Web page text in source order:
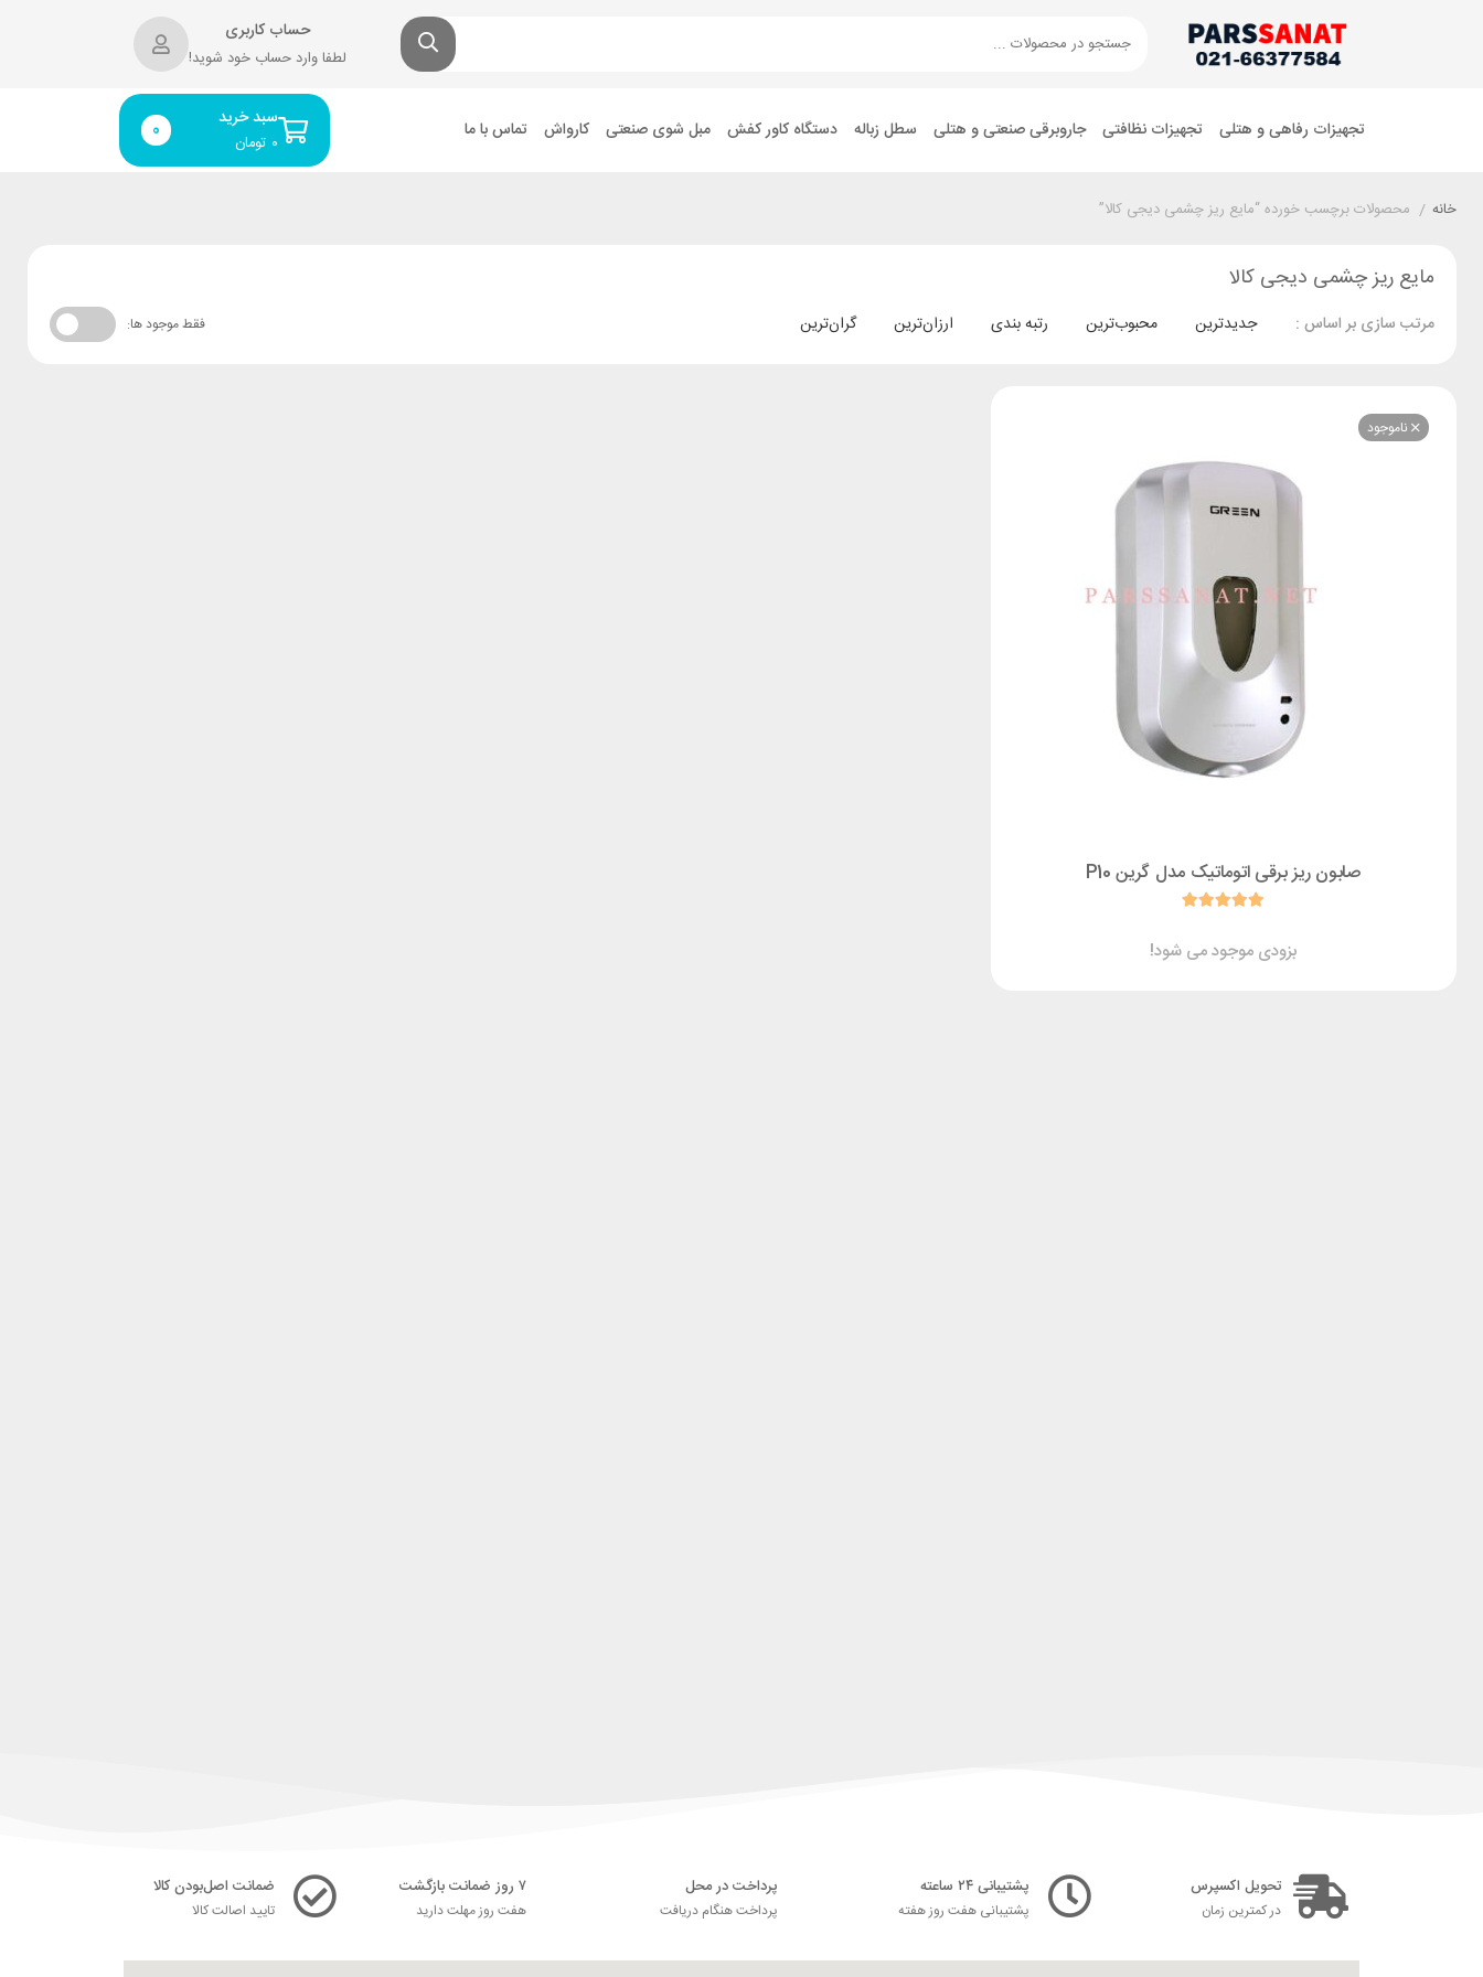
حساب کاربری
لطفا وارد حساب خود شوید!
تجهیزات رفاهی و هتلی تجهیزات نظافتی جاروبرقی صنعتی و هتلی سطل زباله دستگاه کاور کفش مبل شوی صنعتی کارواش تماس با ما سبد خرید
تومان ۰ 0
خانه / محصولات برچسب خورده “مایع ریز چشمی دیجی کالا”
مایع ریز چشمی دیجی کالا
مرتب سازی بر اساس : جدیدترین محبوب‌ترین رتبه بندی ارزان‌ترین گران‌ترین فقط موجود ها:
ناموجود
صابون ریز برقی اتوماتیک مدل گرین P10
بزودی موجود می شود!
تحویل اکسپرس
در کمترین زمان
پشتیبانی ۲۴ ساعته
پشتیبانی هفت روز هفته
پرداخت در محل
پرداخت هنگام دریافت
۷ روز ضمانت بازگشت
هفت روز مهلت دارید
ضمانت اصل‌بودن کالا
تایید اصالت کالا